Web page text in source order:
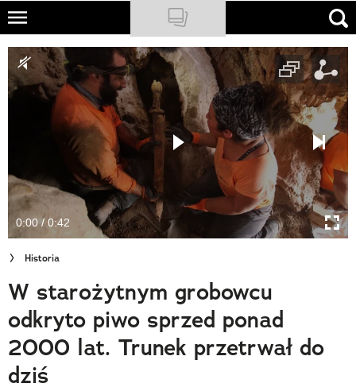
Skip
main
content
NATIONAL GEOGRAPHIC
TRAVELER
PODCASTY
Newsletter
Cuda Polski
Wielki Konkurs Fotograficzny
Trendbook Podróżniczy
Polecane
0:00 / 0:42
Historia
W starożytnym grobowcu
odkryto piwo sprzed ponad
2000 lat. Trunek przetrwał do
dziś